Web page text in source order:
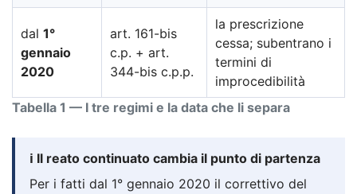
Tabella 1 — I tre regimi e la data che li separa
dal 1°
gennaio
2020
art. 161-bis
c.p. + art.
344-bis c.p.p.
la prescrizione
cessa; subentrano i
termini di
improcedibilità
ℹ️ Il reato continuato cambia il punto di partenza
Per i fatti dal 1° gennaio 2020 il correttivo del